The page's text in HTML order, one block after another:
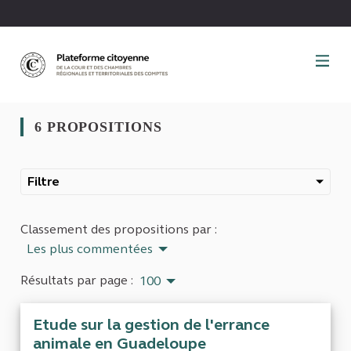
6 PROPOSITIONS
Filtre
Classement des propositions par :
Les plus commentées
Résultats par page : 100
Etude sur la gestion de l'errance
animale en Guadeloupe